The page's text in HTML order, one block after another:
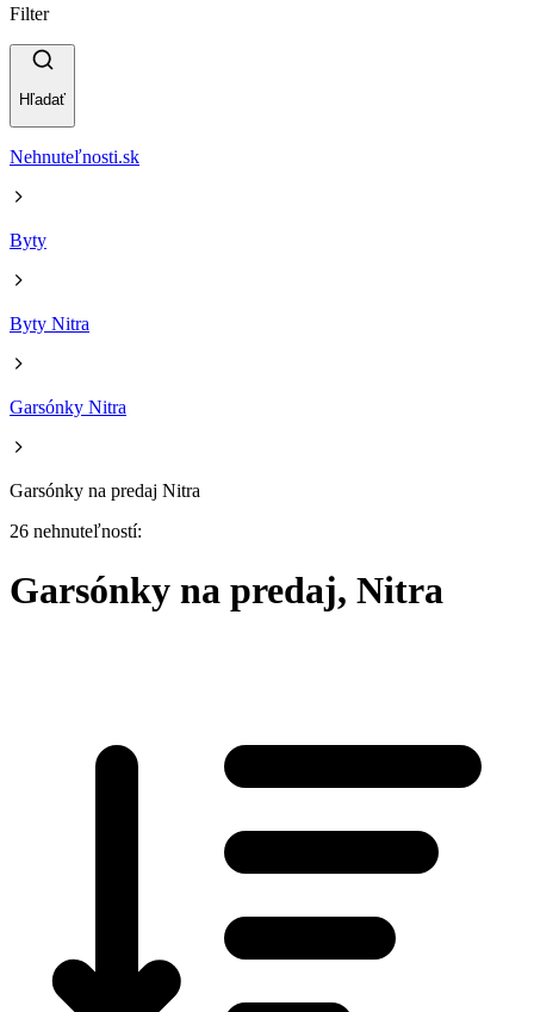
Filter
Hľadať
Nehnuteľnosti.sk
Byty
Byty Nitra
Garsónky Nitra
Garsónky na predaj Nitra
26 nehnuteľností:
Garsónky na predaj, Nitra